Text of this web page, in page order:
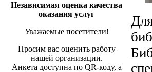
Независимая оценка качества
оказания услуг
Уважаемые посетители!
Просим вас оценить работу
нашей организации.
Анкета доступна по QR-коду, а